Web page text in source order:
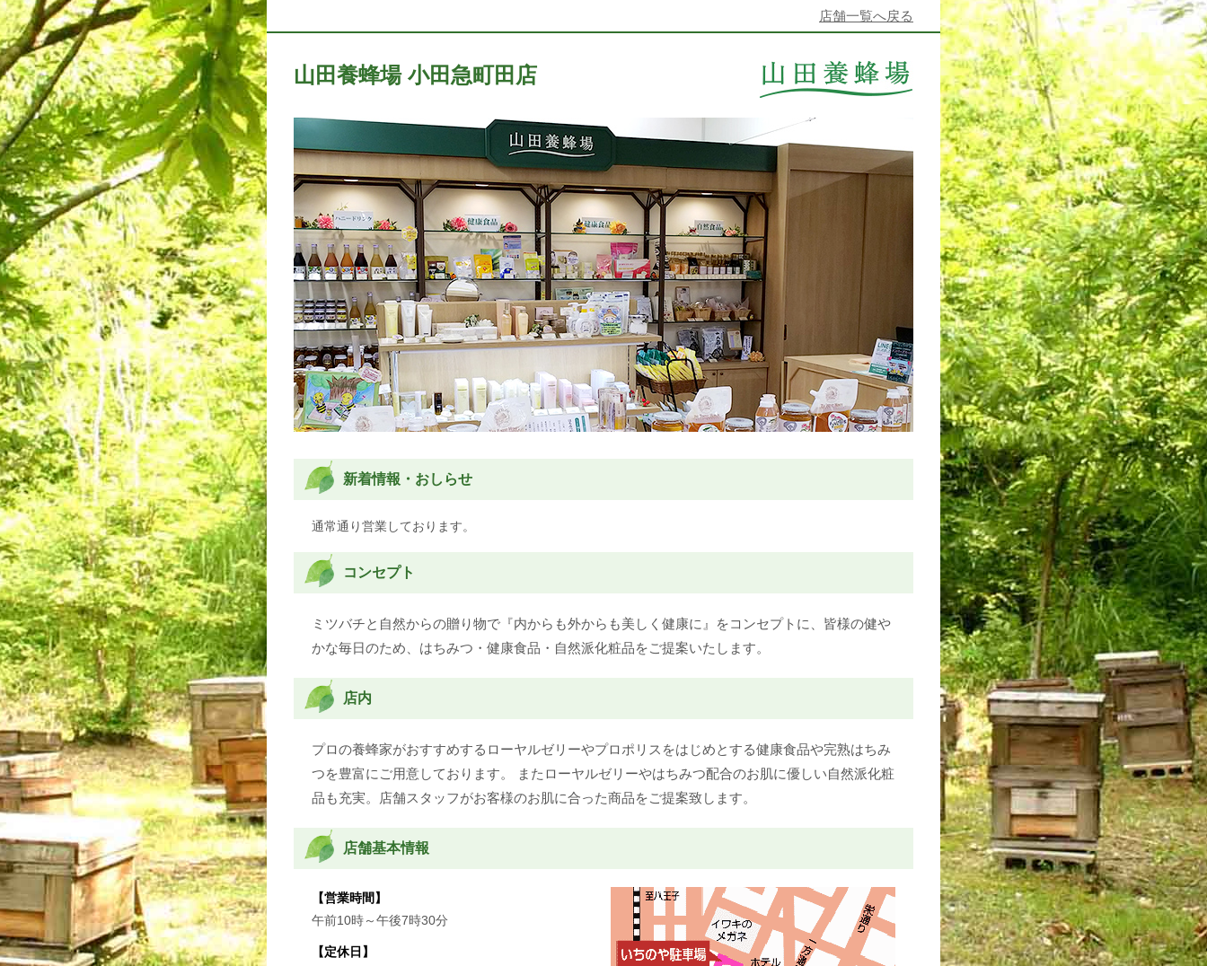
店舗一覧へ戻る
山田養蜂場 小田急町田店
新着情報・おしらせ
通常通り営業しております。
コンセプト
ミツバチと自然からの贈り物で『内からも外からも美しく健康に』をコンセプトに、皆様の健や
かな毎日のため、はちみつ・健康食品・自然派化粧品をご提案いたします。
店内
プロの養蜂家がおすすめするローヤルゼリーやプロポリスをはじめとする健康食品や完熟はちみ
つを豊富にご用意しております。 またローヤルゼリーやはちみつ配合のお肌に優しい自然派化粧
品も充実。店舗スタッフがお客様のお肌に合った商品をご提案致します。
店舗基本情報
【営業時間】
午前10時～午後7時30分
【定休日】